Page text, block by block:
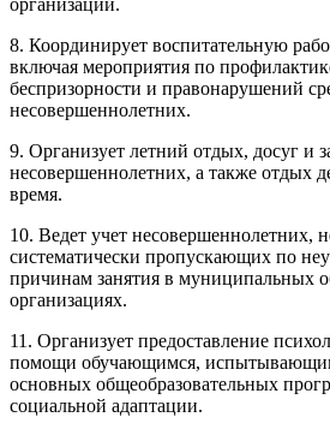
организаций.
8. Координирует воспитательную
включая мероприятия по
беспризорности и правонарушений
несовершеннолетних.
9. Организует летний отдых, досуг и
несовершеннолетних, а также отдых
время.
10. Ведет учет несовершеннолетних,
систематически пропускающих по
причинам занятия в муниципальных
организациях.
11. Организует предоставление
помощи обучающимся,
основных общеобразовательных
социальной адаптации.